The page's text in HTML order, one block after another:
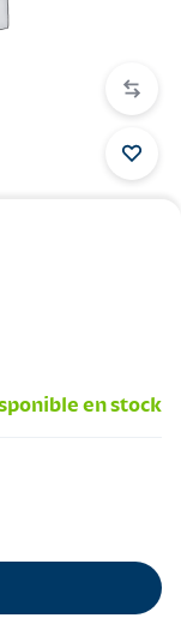
en stock